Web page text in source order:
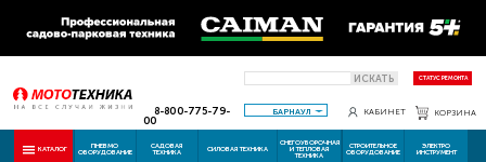
ИСКАТЬ СТАТУС РЕМОНТА
8-800-775-79-
00
БАРНАУЛ КАБИНЕТ КОРЗИНА
КАТАЛОГ ПНЕВМО
ОБОРУДОВАНИЕ
САДОВАЯ
ТЕХНИКА СИЛОВАЯ ТЕХНИКА
СНЕГОУБОРОЧНАЯ
И ТЕПЛОВАЯ
ТЕХНИКА
СТРОИТЕЛЬНОЕ
ОБОРУДОВАНИЕ
ЭЛЕКТРО
ИНСТРУМЕНТ